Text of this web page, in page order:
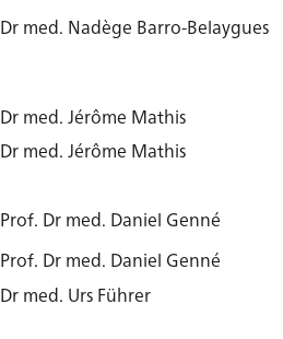
Dr med. Nadège Barro-Belaygues
Dr med. Jérôme Mathis
Dr med. Jérôme Mathis
Prof. Dr med. Daniel Genné
Prof. Dr med. Daniel Genné
Dr med. Urs Führer